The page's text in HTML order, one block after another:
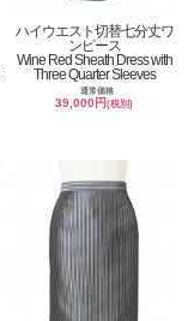
ハイウエスト切替七分丈ワ
ンピース
Wine Red Sheath Dress with
Three Quarter Sleeves
通常価格
39,000円(税別)